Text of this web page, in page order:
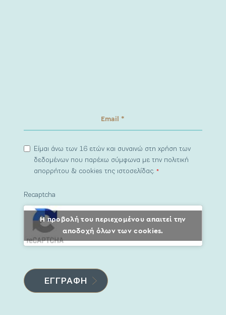
Είμαι άνω των 16 ετών και συναινώ στη χρήση των
δεδομένων που παρέχω σύμφωνα με την πολιτική
απορρήτου & cookies της ιστοσελίδας.*
Recaptcha
Η προβολή του περιεχομένου απαιτεί την
αποδοχή όλων των cookies.